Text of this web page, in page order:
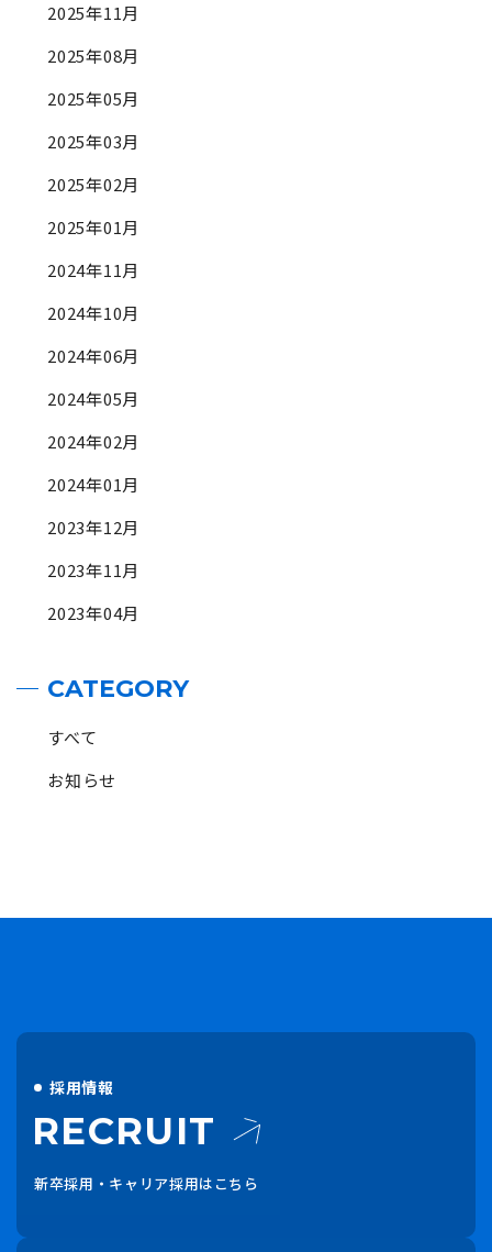
2025年11月
2025年08月
2025年05月
2025年03月
2025年02月
2025年01月
2024年11月
2024年10月
2024年06月
2024年05月
2024年02月
2024年01月
2023年12月
2023年11月
2023年04月
CATEGORY
すべて
お知らせ
採用情報
RECRUIT
新卒採用・キャリア採用はこちら